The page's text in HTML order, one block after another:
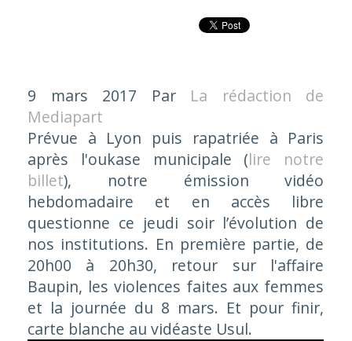
9 mars 2017 Par La rédaction de
Mediapart
Prévue à Lyon puis rapatriée à Paris
après l'oukase municipale (lire notre
billet), notre émission vidéo
hebdomadaire et en accès libre
questionne ce jeudi soir l’évolution de
nos institutions. En première partie, de
20h00 à 20h30, retour sur l'affaire
Baupin, les violences faites aux femmes
et la journée du 8 mars. Et pour finir,
carte blanche au vidéaste Usul.